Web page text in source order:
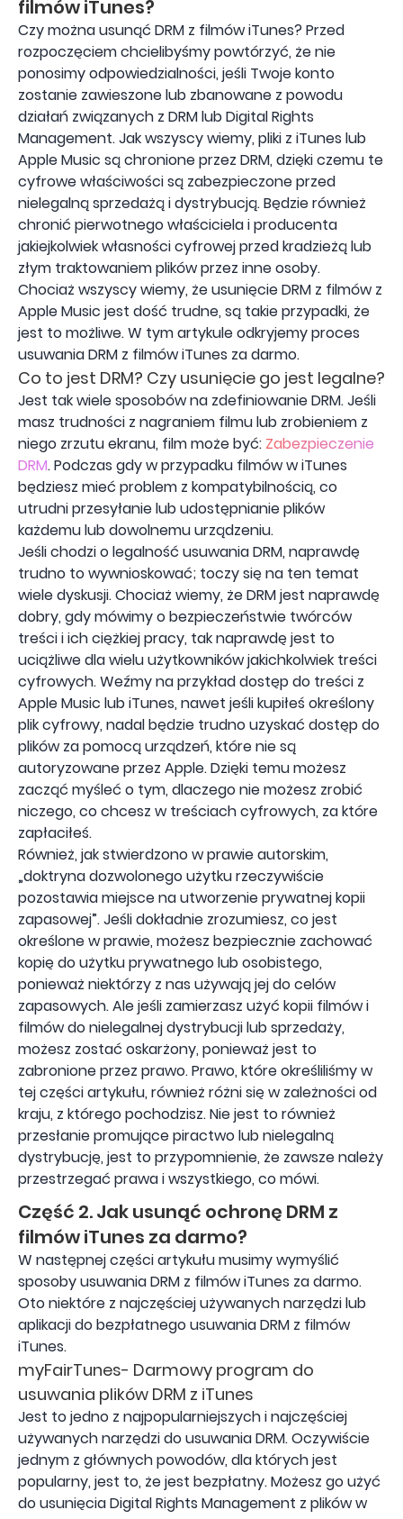
filmów iTunes?
Czy można usunąć DRM z filmów iTunes? Przed
rozpoczęciem chcielibyśmy powtórzyć, że nie
ponosimy odpowiedzialności, jeśli Twoje konto
zostanie zawieszone lub zbanowane z powodu
działań związanych z DRM lub Digital Rights
Management. Jak wszyscy wiemy, pliki z iTunes lub
Apple Music są chronione przez DRM, dzięki czemu te
cyfrowe właściwości są zabezpieczone przed
nielegalną sprzedażą i dystrybucją. Będzie również
chronić pierwotnego właściciela i producenta
jakiejkolwiek własności cyfrowej przed kradzieżą lub
złym traktowaniem plików przez inne osoby.
Chociaż wszyscy wiemy, że usunięcie DRM z filmów z
Apple Music jest dość trudne, są takie przypadki, że
jest to możliwe. W tym artykule odkryjemy proces
usuwania DRM z filmów iTunes za darmo.
Co to jest DRM? Czy usunięcie go jest legalne?
Jest tak wiele sposobów na zdefiniowanie DRM. Jeśli
masz trudności z nagraniem filmu lub zrobieniem z
niego zrzutu ekranu, film może być: Zabezpieczenie
DRM. Podczas gdy w przypadku filmów w iTunes
będziesz mieć problem z kompatybilnością, co
utrudni przesyłanie lub udostępnianie plików
każdemu lub dowolnemu urządzeniu.
Jeśli chodzi o legalność usuwania DRM, naprawdę
trudno to wywnioskować; toczy się na ten temat
wiele dyskusji. Chociaż wiemy, że DRM jest naprawdę
dobry, gdy mówimy o bezpieczeństwie twórców
treści i ich ciężkiej pracy, tak naprawdę jest to
uciążliwe dla wielu użytkowników jakichkolwiek treści
cyfrowych. Weźmy na przykład dostęp do treści z
Apple Music lub iTunes, nawet jeśli kupiłeś określony
plik cyfrowy, nadal będzie trudno uzyskać dostęp do
plików za pomocą urządzeń, które nie są
autoryzowane przez Apple. Dzięki temu możesz
zacząć myśleć o tym, dlaczego nie możesz zrobić
niczego, co chcesz w treściach cyfrowych, za które
zapłaciłeś.
Również, jak stwierdzono w prawie autorskim,
„doktryna dozwolonego użytku rzeczywiście
pozostawia miejsce na utworzenie prywatnej kopii
zapasowej”. Jeśli dokładnie zrozumiesz, co jest
określone w prawie, możesz bezpiecznie zachować
kopię do użytku prywatnego lub osobistego,
ponieważ niektórzy z nas używają jej do celów
zapasowych. Ale jeśli zamierzasz użyć kopii filmów i
filmów do nielegalnej dystrybucji lub sprzedaży,
możesz zostać oskarżony, ponieważ jest to
zabronione przez prawo. Prawo, które określiliśmy w
tej części artykułu, również różni się w zależności od
kraju, z którego pochodzisz. Nie jest to również
przesłanie promujące piractwo lub nielegalną
dystrybucję, jest to przypomnienie, że zawsze należy
przestrzegać prawa i wszystkiego, co mówi.
Część 2. Jak usunąć ochronę DRM z
filmów iTunes za darmo?
W następnej części artykułu musimy wymyślić
sposoby usuwania DRM z filmów iTunes za darmo.
Oto niektóre z najczęściej używanych narzędzi lub
aplikacji do bezpłatnego usuwania DRM z filmów
iTunes.
myFairTunes- Darmowy program do
usuwania plików DRM z iTunes
Jest to jedno z najpopularniejszych i najczęściej
używanych narzędzi do usuwania DRM. Oczywiście
jednym z głównych powodów, dla których jest
popularny, jest to, że jest bezpłatny. Możesz go użyć
do usunięcia Digital Rights Management z plików w